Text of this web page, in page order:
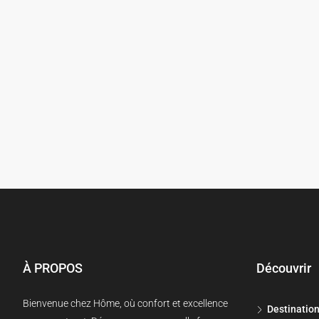
À PROPOS
Bienvenue chez Hôme, où confort et excellence
Découvrir